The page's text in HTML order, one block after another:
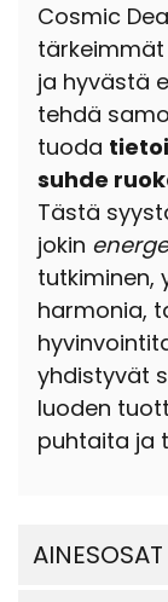
Cosmic
ja hyvästä
tehdä
tuoda
suhde
Tästä
jokin
tutkiminen,
harmonia,
yhdistyvät
luoden
puhtaita ja
AINESOSAT